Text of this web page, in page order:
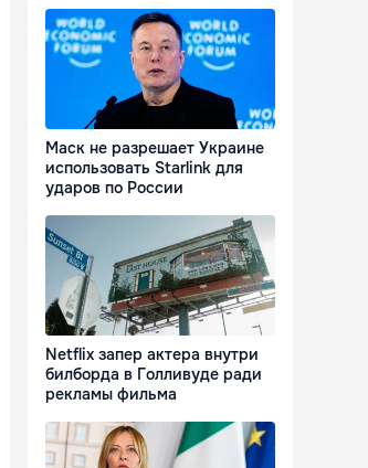
Маск не разрешает Украине
использовать Starlink для
ударов по России
Netflix запер актера внутри
билборда в Голливуде ради
рекламы фильма